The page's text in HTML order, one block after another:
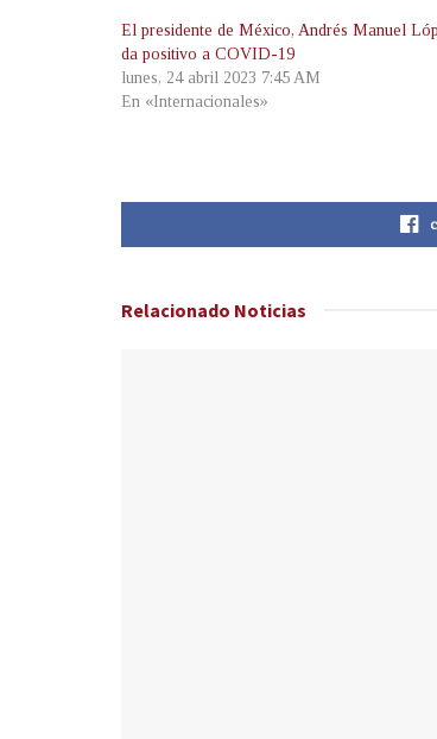
El presidente de México, Andrés Manuel
da positivo a COVID-19
lunes, 24 abril 2023 7:45 AM
En «Internacionales»
Relacionado Noticias